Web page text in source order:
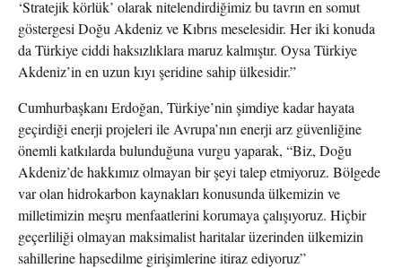
‘Stratejik körlük’ olarak nitelendirdiğimiz bu tavrın en somut
göstergesi Doğu Akdeniz ve Kıbrıs meselesidir. Her iki konuda
da Türkiye ciddi haksızlıklara maruz kalmıştır. Oysa Türkiye
Akdeniz’in en uzun kıyı şeridine sahip ülkesidir.”
Cumhurbaşkanı Erdoğan, Türkiye’nin şimdiye kadar hayata
geçirdiği enerji projeleri ile Avrupa’nın enerji arz güvenliğine
önemli katkılarda bulunduğuna vurgu yaparak, “Biz, Doğu
Akdeniz’de hakkımız olmayan bir şeyi talep etmiyoruz. Bölgede
var olan hidrokarbon kaynakları konusunda ülkemizin ve
milletimizin meşru menfaatlerini korumaya çalışıyoruz. Hiçbir
geçerliliği olmayan maksimalist haritalar üzerinden ülkemizin
sahillerine hapsedilme girişimlerine itiraz ediyoruz”